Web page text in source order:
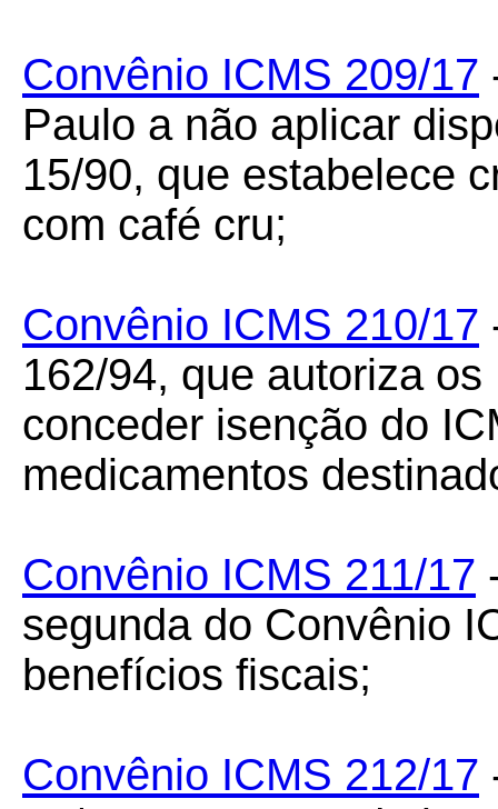
Convênio ICMS 209/17
Paulo a não aplicar
15/90, que estabelece
com café cru;
Convênio ICMS 210/17
162/94, que autoriza
conceder isenção do
medicamentos
Convênio ICMS 211/17
segunda do Convênio
benefícios fiscais;
Convênio ICMS 212/17